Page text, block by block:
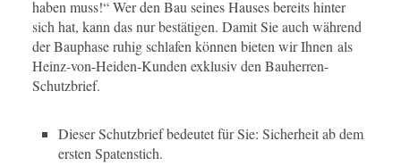
haben muss!“ Wer den Bau seines Hauses bereits hinter
sich hat, kann das nur bestätigen. Damit Sie auch während
der Bauphase ruhig schlafen können bieten wir Ihnen als
Heinz-von-Heiden-Kunden exklusiv den Bauherren-
Schutzbrief.
Dieser Schutzbrief bedeutet für Sie: Sicherheit ab dem
ersten Spatenstich.